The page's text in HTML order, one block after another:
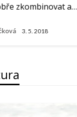
zkombinovat a…
3. 5. 2018